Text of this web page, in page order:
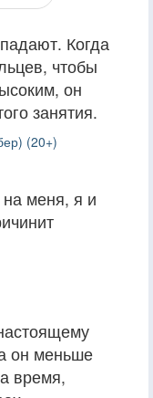
Когда
чтобы
он
занятия.
(20+)
меня, я и
он меньше
время,